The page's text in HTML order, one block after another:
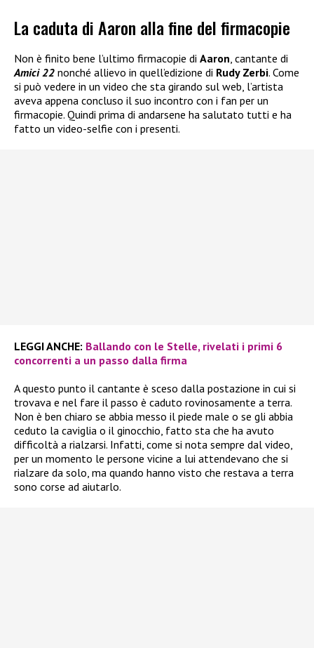
La caduta di Aaron alla fine del firmacopie
Non è finito bene l’ultimo firmacopie di Aaron, cantante di
Amici 22 nonché allievo in quell’edizione di Rudy Zerbi. Come
si può vedere in un video che sta girando sul web, l’artista
aveva appena concluso il suo incontro con i fan per un
firmacopie. Quindi prima di andarsene ha salutato tutti e ha
fatto un video-selfie con i presenti.
LEGGI ANCHE: Ballando con le Stelle, rivelati i primi 6
concorrenti a un passo dalla firma
A questo punto il cantante è sceso dalla postazione in cui si
trovava e nel fare il passo è caduto rovinosamente a terra.
Non è ben chiaro se abbia messo il piede male o se gli abbia
ceduto la caviglia o il ginocchio, fatto sta che ha avuto
difficoltà a rialzarsi. Infatti, come si nota sempre dal video,
per un momento le persone vicine a lui attendevano che si
rialzare da solo, ma quando hanno visto che restava a terra
sono corse ad aiutarlo.